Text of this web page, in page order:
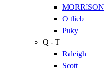
MORRISON
Ortlieb
Puky
Q - T
Raleigh
Scott